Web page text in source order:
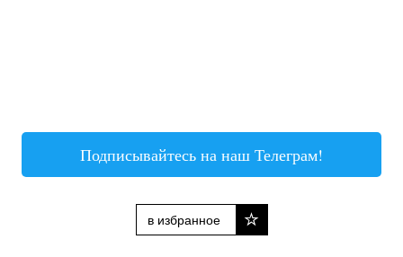
Подписывайтесь на наш Телеграм!
в избранное